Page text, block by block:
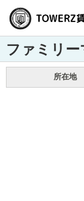
ファミリ
所在地